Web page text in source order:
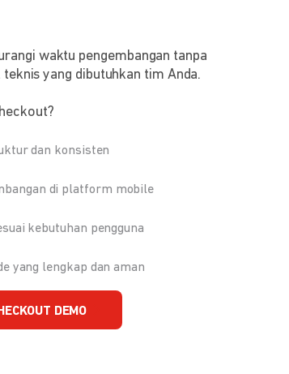
waktu pengembangan tanpa
yang dibutuhkan tim Anda.
dan konsisten
di platform mobile
kebutuhan pengguna
yang lengkap dan aman
DEMO